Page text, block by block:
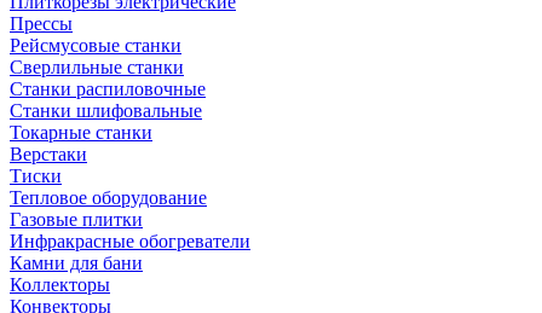
Прессы
Рейсмусовые станки
Сверлильные станки
Станки распиловочные
Станки шлифовальные
Токарные станки
Верстаки
Тиски
Тепловое оборудование
Газовые плитки
Инфракрасные обогреватели
Камни для бани
Коллекторы
Конвекторы